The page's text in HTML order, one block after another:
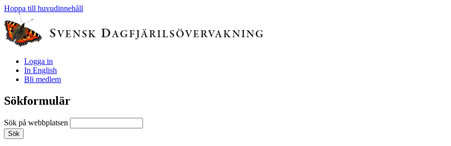
Hoppa till huvudinnehåll
Logga in
In English
Bli medlem
Sökformulär
Sök på webbplatsen